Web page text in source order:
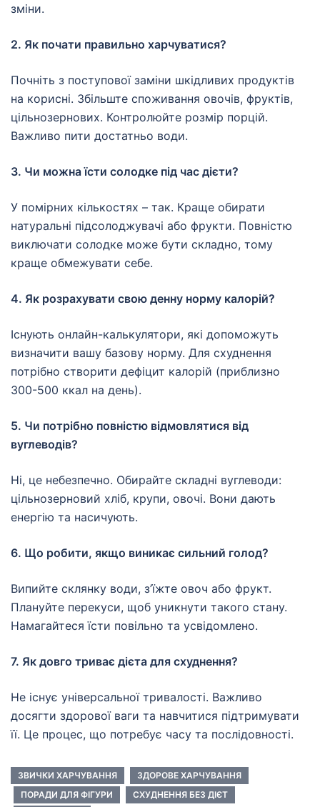
зміни.
2. Як почати правильно харчуватися?
Почніть з поступової заміни шкідливих продуктів
на корисні. Збільште споживання овочів, фруктів,
цільнозернових. Контролюйте розмір порцій.
Важливо пити достатньо води.
3. Чи можна їсти солодке під час дієти?
У помірних кількостях – так. Краще обирати
натуральні підсолоджувачі або фрукти. Повністю
виключати солодке може бути складно, тому
краще обмежувати себе.
4. Як розрахувати свою денну норму калорій?
Існують онлайн-калькулятори, які допоможуть
визначити вашу базову норму. Для схуднення
потрібно створити дефіцит калорій (приблизно
300-500 ккал на день).
5. Чи потрібно повністю відмовлятися від
вуглеводів?
Ні, це небезпечно. Обирайте складні вуглеводи:
цільнозерновий хліб, крупи, овочі. Вони дають
енергію та насичують.
6. Що робити, якщо виникає сильний голод?
Випийте склянку води, з’їжте овоч або фрукт.
Плануйте перекуси, щоб уникнути такого стану.
Намагайтеся їсти повільно та усвідомлено.
7. Як довго триває дієта для схуднення?
Не існує універсальної тривалості. Важливо
досягти здорової ваги та навчитися підтримувати
її. Це процес, що потребує часу та послідовності.
ЗВИЧКИ ХАРЧУВАННЯ
ЗДОРОВЕ ХАРЧУВАННЯ
ПОРАДИ ДЛЯ ФІГУРИ
СХУДНЕННЯ БЕЗ ДІЄТ